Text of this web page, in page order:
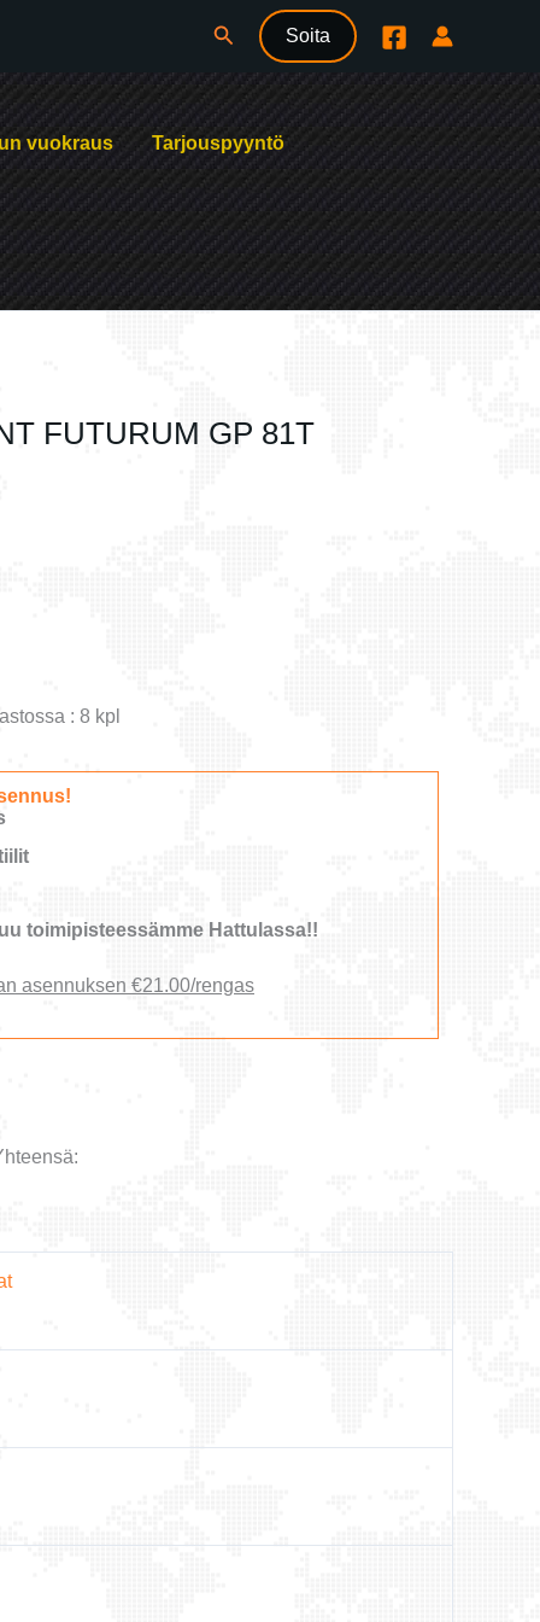
Hae Soita
vuokraus Tarjouspyyntö
FUTURUM GP 81T
: 8 kpl
toimipisteessämme Hattulassa!!
asennuksen €21.00/rengas